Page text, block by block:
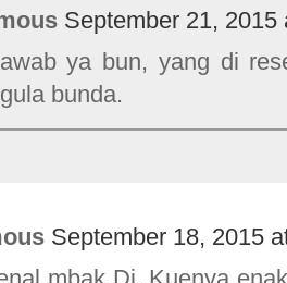
September 21, 2015
ya bun, yang di
bunda.
September 18, 2015